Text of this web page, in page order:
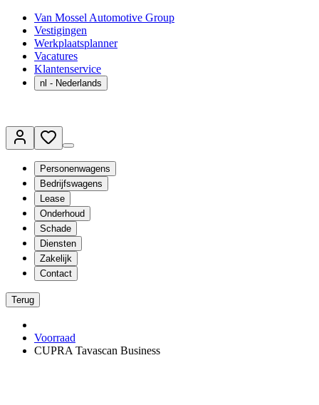
Van Mossel Automotive Group
Vestigingen
Werkplaatsplanner
Vacatures
Klantenservice
nl - Nederlands
Personenwagens
Bedrijfswagens
Lease
Onderhoud
Schade
Diensten
Zakelijk
Contact
Terug
Voorraad
CUPRA Tavascan Business